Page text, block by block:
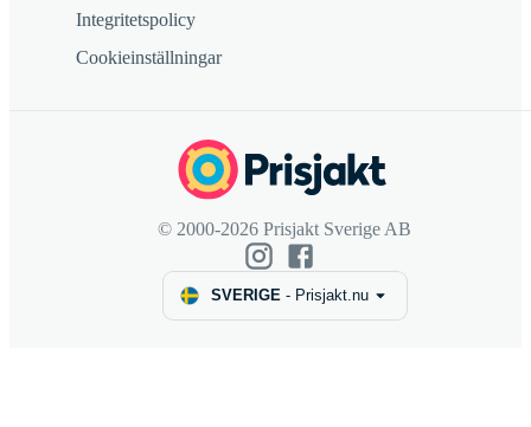
Integritetspolicy
Cookieinställningar
© 2000-2026 Prisjakt Sverige AB
SVERIGE- Prisjakt.nu